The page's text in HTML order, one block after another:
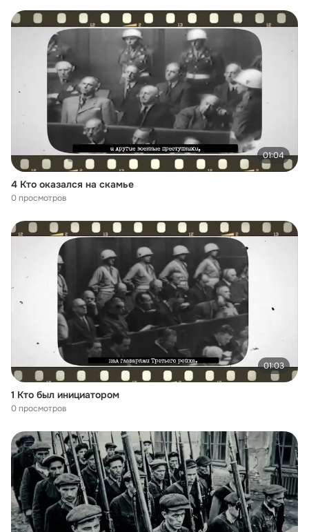
01:04
4 Кто оказался на скамье
0 просмотров
01:03
1 Кто был инициатором
0 просмотров